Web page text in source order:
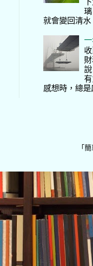
就會變回清
感想時，總
「